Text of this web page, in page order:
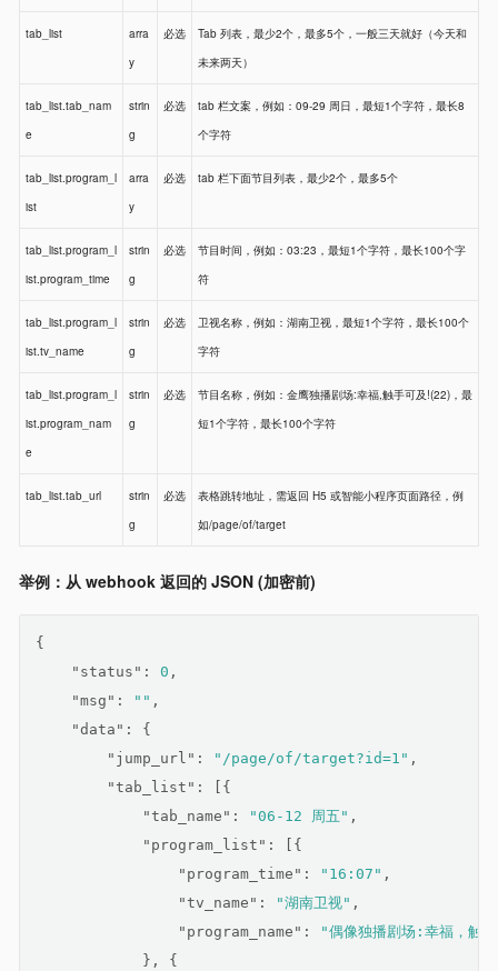
tab_list
arra
y
必选
Tab 列表，最少2个，最多5个，一般三天就好（今天和
未来两天）
tab_list.tab_nam
e
strin
g
必选
tab 栏文案，例如：09-29 周日，最短1个字符，最长8
个字符
tab_list.program_l
ist
arra
y
必选 tab 栏下面节目列表，最少2个，最多5个
tab_list.program_l
ist.program_time
strin
g
必选
节目时间，例如：03:23，最短1个字符，最长100个字
符
tab_list.program_l
ist.tv_name
strin
g
必选
卫视名称，例如：湖南卫视，最短1个字符，最长100个
字符
tab_list.program_l
ist.program_nam
e
strin
g
必选
节目名称，例如：金鹰独播剧场:幸福,触手可及!(22)，最
短1个字符，最长100个字符
tab_list.tab_url
strin
g
必选
表格跳转地址，需返回 H5 或智能小程序页面路径，例
如/page/of/target
举例：从 webhook 返回的 JSON (加密前)
{
"status" : 0 ,
"msg" : "" ,
"data" : {
"jump_url" : "/page/of/target?id=1" ,
"tab_list" : [{
"tab_name" : "06-12 周五" ,
"program_list" : [{
"program_time" : "16:07" ,
"tv_name" : "湖南卫视" ,
"program_name" :
"偶像独播剧场:幸福，触
            }, {